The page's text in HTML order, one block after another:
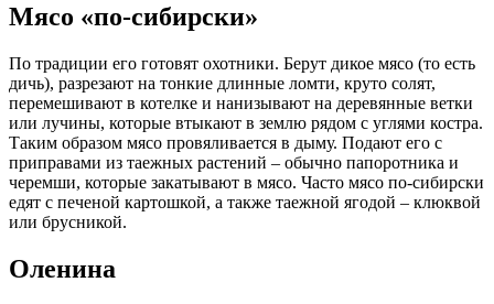
Мясо «по-сибирски»
По традиции его готовят охотники. Берут дикое мясо (то есть
дичь), разрезают на тонкие длинные ломти, круто солят,
перемешивают в котелке и нанизывают на деревянные ветки
или лучины, которые втыкают в землю рядом с углями костра.
Таким образом мясо провяливается в дыму. Подают его с
приправами из таежных растений – обычно папоротника и
черемши, которые закатывают в мясо. Часто мясо по-сибирски
едят с печеной картошкой, а также таежной ягодой – клюквой
или брусникой.
Оленина